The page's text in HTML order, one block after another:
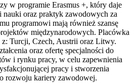
w programie Erasmus +, który daje
nauki oraz praktyk zawodowych za
programowi mają również szansę
międzynarodowych. Placówka
z: Turcji, Czech, Austrii oraz Litwy.
oraz ofertę specjalności do
i rynku pracy, w celu zapewnienia
pracy i stworzenia
rozwoju kariery zawodowej.